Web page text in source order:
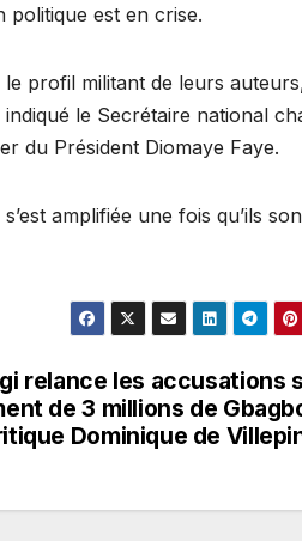
est en crise.
le profil militant de leurs
le Secrétaire national
du Président Diomaye Faye.
amplifiée une fois qu’ils
relance les accusations
de 3 millions de
Dominique de